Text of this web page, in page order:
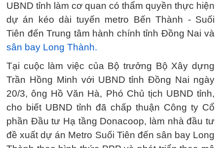
UBND tỉnh làm cơ quan có thẩm quyền thực hiện
dự án kéo dài tuyến metro Bến Thành - Suối
Tiên đến Trung tâm hành chính tỉnh Đồng Nai và
sân bay Long Thành.
Tại cuộc làm việc của Bộ trưởng Bộ Xây dựng
Trần Hồng Minh với UBND tỉnh Đồng Nai ngày
20/3, ông Hồ Văn Hà, Phó Chủ tịch UBND tỉnh,
cho biết UBND tỉnh đã chấp thuận Công ty Cổ
phần Đầu tư Hạ tầng Donacoop, làm nhà đầu tư
đề xuất dự án Metro Suối Tiên đến sân bay Long